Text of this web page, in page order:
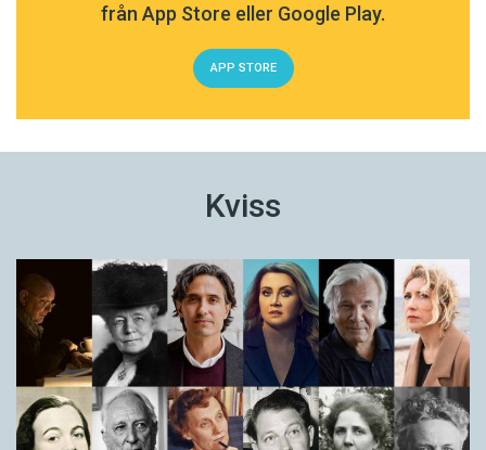
från App Store eller Google Play.
APP STORE
Kviss